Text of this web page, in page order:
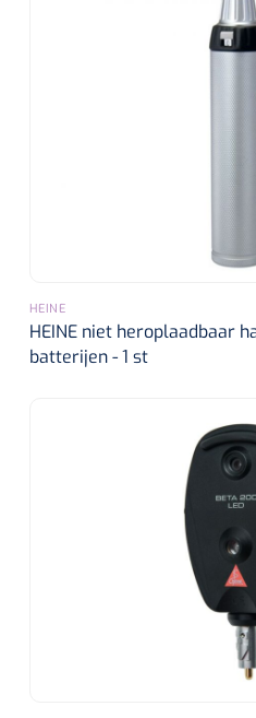
HEINE
HEINE niet heroplaadbaar
batterijen - 1 st